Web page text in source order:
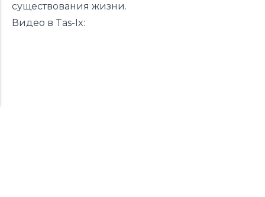
существования жизни.
Видео в Tas-Ix: